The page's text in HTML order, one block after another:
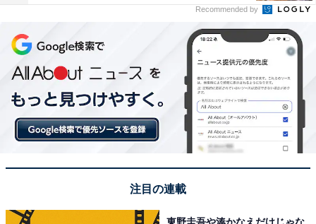
1位：スザンヌ
熊本市出身のスザンヌさんは、14歳のときにスカウトさ
Recommended by
注目の連載